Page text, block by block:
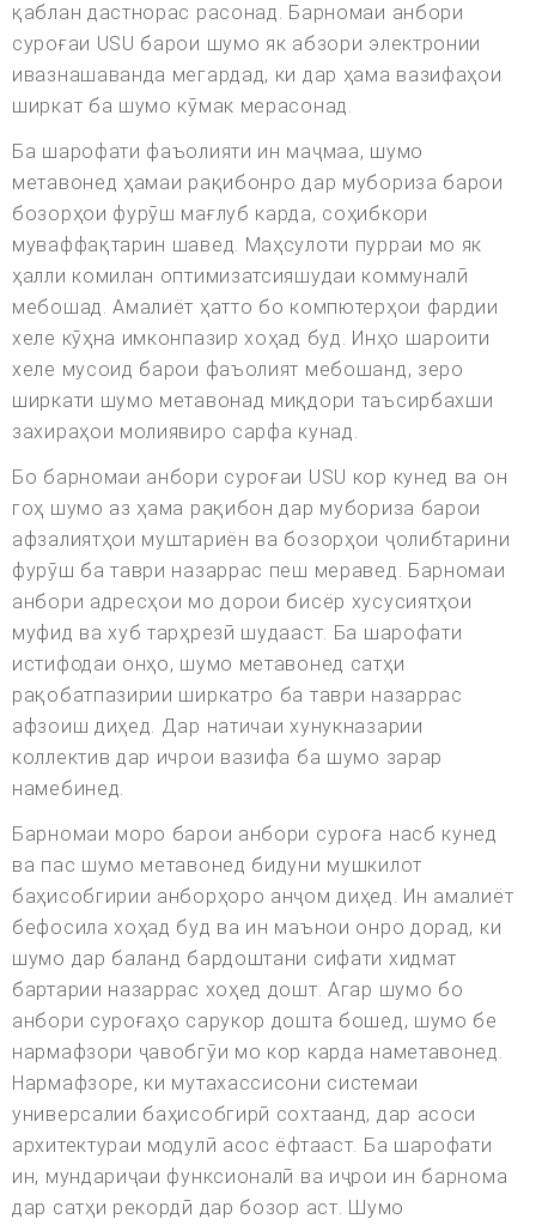
қаблан дастнорас расонад. Барномаи анбори
суроғаи USU барои шумо як абзори электронии
ивазнашаванда мегардад, ки дар ҳама вазифаҳои
ширкат ба шумо кӯмак мерасонад.
Ба шарофати фаъолияти ин маҷмаа, шумо
метавонед ҳамаи рақибонро дар мубориза барои
бозорҳои фурӯш мағлуб карда, соҳибкори
муваффақтарин шавед. Маҳсулоти пурраи мо як
ҳалли комилан оптимизатсияшудаи коммуналӣ
мебошад. Амалиёт ҳатто бо компютерҳои фардии
хеле кӯҳна имконпазир хоҳад буд. Инҳо шароити
хеле мусоид барои фаъолият мебошанд, зеро
ширкати шумо метавонад миқдори таъсирбахши
захираҳои молиявиро сарфа кунад.
Бо барномаи анбори суроғаи USU кор кунед ва он
гоҳ шумо аз ҳама рақибон дар мубориза барои
афзалиятҳои муштариён ва бозорҳои ҷолибтарини
фурӯш ба таври назаррас пеш меравед. Барномаи
анбори адресҳои мо дорои бисёр хусусиятҳои
муфид ва хуб тарҳрезӣ шудааст. Ба шарофати
истифодаи онҳо, шумо метавонед сатҳи
рақобатпазирии ширкатро ба таври назаррас
афзоиш диҳед. Дар натичаи хунукназарии
коллектив дар ичрои вазифа ба шумо зарар
намебинед.
Барномаи моро барои анбори суроға насб кунед
ва пас шумо метавонед бидуни мушкилот
баҳисобгирии анборҳоро анҷом диҳед. Ин амалиёт
бефосила хоҳад буд ва ин маънои онро дорад, ки
шумо дар баланд бардоштани сифати хидмат
бартарии назаррас хоҳед дошт. Агар шумо бо
анбори суроғаҳо сарукор дошта бошед, шумо бе
нармафзори ҷавобгӯи мо кор карда наметавонед.
Нармафзоре, ки мутахассисони системаи
универсалии баҳисобгирӣ сохтаанд, дар асоси
архитектураи модулӣ асос ёфтааст. Ба шарофати
ин, мундариҷаи функсионалӣ ва иҷрои ин барнома
дар сатҳи рекордӣ дар бозор аст. Шумо